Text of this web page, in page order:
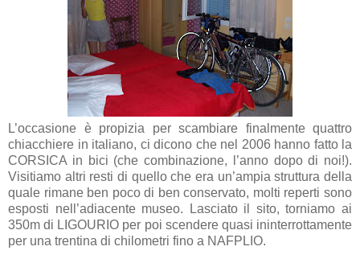
L’occasione è propizia per scambiare finalmente quattro
chiacchiere in italiano, ci dicono che nel 2006 hanno fatto la
CORSICA in bici (che combinazione, l’anno dopo di noi!).
Visitiamo altri resti di quello che era un’ampia struttura della
quale rimane ben poco di ben conservato, molti reperti sono
esposti nell’adiacente museo. Lasciato il sito, torniamo ai
350m di LIGOURIO per poi scendere quasi ininterrottamente
per una trentina di chilometri fino a NAFPLIO.